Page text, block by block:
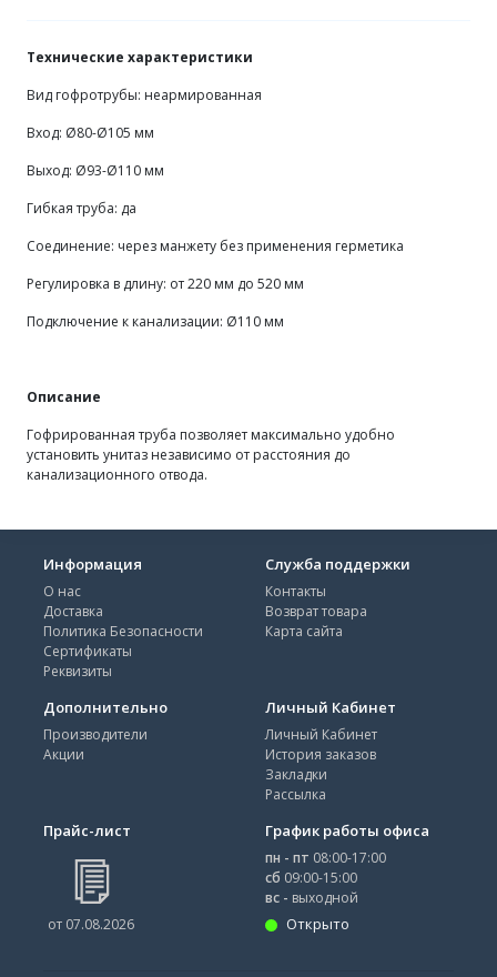
Технические характеристики
Вид гофротрубы: неармированная
Вход: Ø80-Ø105 мм
Выход: Ø93-Ø110 мм
Гибкая труба: да
Соединение: через манжету без применения герметика
Регулировка в длину: от 220 мм до 520 мм
Подключение к канализации: Ø110 мм
Описание
Гофрированная труба позволяет максимально удобно
установить унитаз независимо от расстояния до
канализационного отвода.
Информация
О нас
Доставка
Политика Безопасности
Сертификаты
Реквизиты
Служба поддержки
Контакты
Возврат товара
Карта сайта
Дополнительно
Производители
Акции
Личный Кабинет
Личный Кабинет
История заказов
Закладки
Рассылка
Прайс-лист
от 07.08.2026
График работы офиса
пн - пт 08:00-17:00
сб 09:00-15:00
вс - выходной
Открыто